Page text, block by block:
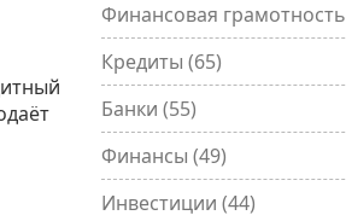
Финансовая грамотность
Кредиты (65)
Банки (55)
Финансы (49)
Инвестиции (44)